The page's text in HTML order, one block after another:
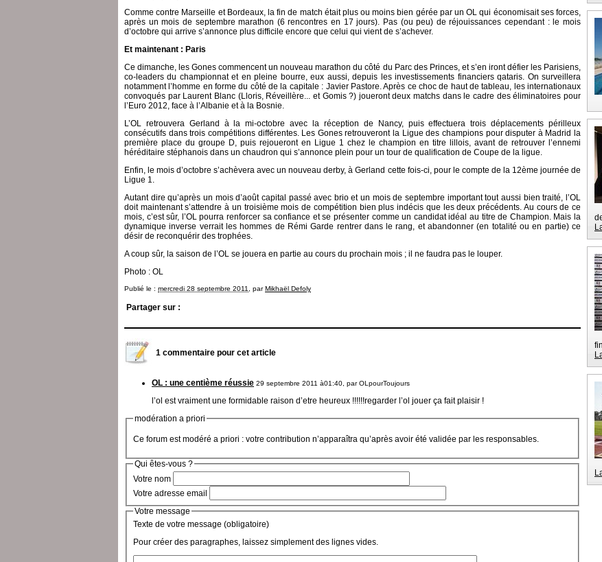
Comme contre Marseille et Bordeaux, la fin de match était plus ou moins bien gérée par un OL qui économisait ses forces,
après un mois de septembre marathon (6 rencontres en 17 jours). Pas (ou peu) de réjouissances cependant : le mois
d’octobre qui arrive s’annonce plus difficile encore que celui qui vient de s’achever.
Et maintenant : Paris
Ce dimanche, les Gones commencent un nouveau marathon du côté du Parc des Princes, et s’en iront défier les Parisiens,
co-leaders du championnat et en pleine bourre, eux aussi, depuis les investissements financiers qataris. On surveillera
notamment l’homme en forme du côté de la capitale : Javier Pastore. Après ce choc de haut de tableau, les internationaux
convoqués par Laurent Blanc (Lloris, Réveillère... et Gomis ?) joueront deux matchs dans le cadre des éliminatoires pour
l’Euro 2012, face à l’Albanie et à la Bosnie.
L’OL retrouvera Gerland à la mi-octobre avec la réception de Nancy, puis effectuera trois déplacements périlleux
consécutifs dans trois compétitions différentes. Les Gones retrouveront la Ligue des champions pour disputer à Madrid la
première place du groupe D, puis rejoueront en Ligue 1 chez le champion en titre lillois, avant de retrouver l’ennemi
héréditaire stéphanois dans un chaudron qui s’annonce plein pour un tour de qualification de Coupe de la ligue.
Enfin, le mois d’octobre s’achèvera avec un nouveau derby, à Gerland cette fois-ci, pour le compte de la 12ème journée de
Ligue 1.
Autant dire qu’après un mois d’août capital passé avec brio et un mois de septembre important tout aussi bien traité, l’OL
doit maintenant s’attendre à un troisième mois de compétition bien plus indécis que les deux précédents. Au cours de ce
mois, c’est sûr, l’OL pourra renforcer sa confiance et se présenter comme un candidat idéal au titre de Champion. Mais la
dynamique inverse verrait les hommes de Rémi Garde rentrer dans le rang, et abandonner (en totalité ou en partie) ce
désir de reconquérir des trophées.
A coup sûr, la saison de l’OL se jouera en partie au cours du prochain mois ; il ne faudra pas le louper.
Photo : OL
Publié le : mercredi 28 septembre 2011 , parMikhaël Defoly
Partager sur :
1 commentaire pour cet article
OL : une centième réussie 29 septembre 2011 à01:40, parOLpourToujours
l’ol est vraiment une formidable raison d’etre heureux !!!!!!regarder l’ol jouer ça fait plaisir !
modération a priori
Ce forum est modéré a priori : votre contribution n’apparaîtra qu’après avoir été validée par les responsables.
Qui êtes-vous ?
Votre nom
Votre adresse email
Votre message
Texte de votre message (obligatoire)
Pour créer des paragraphes, laissez simplement des lignes vides.